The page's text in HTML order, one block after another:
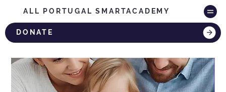
ALL PORTUGAL SMARTACADEMY
DONATE